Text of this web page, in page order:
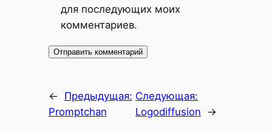
для последующих моих
комментариев.
←
Предыдущая:
Promptchan
Следующая:
Logodiffusion
→